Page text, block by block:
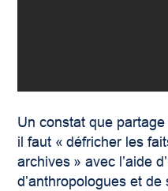
Un constat que
il faut « défricher les
archives » avec l’aide
d’anthropologues et